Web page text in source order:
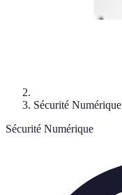
Sécurité Numérique
Sécurité Numérique